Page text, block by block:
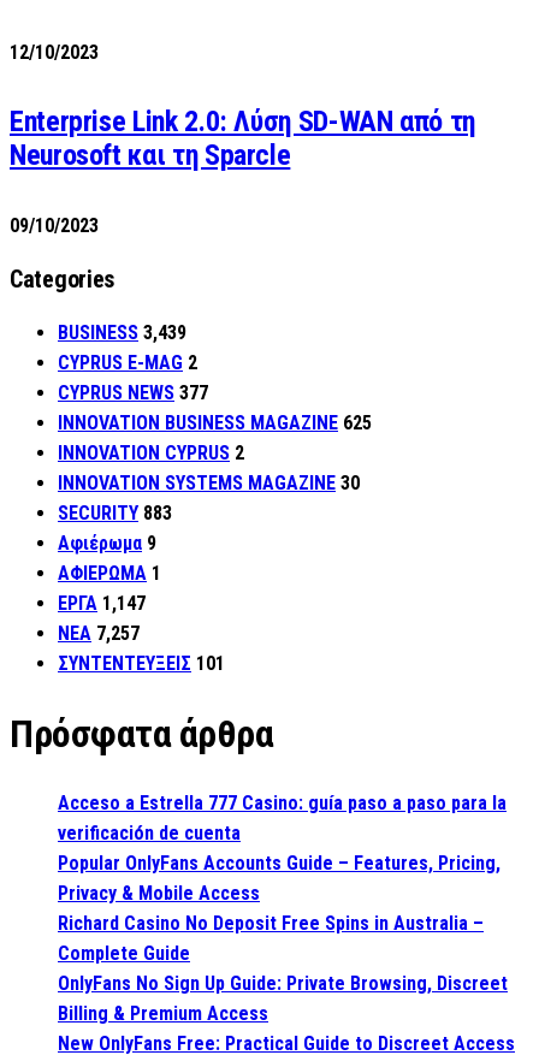
12/10/2023
Enterprise Link 2.0: Λύση SD-WAN από τη
Neurosoft και τη Sparcle
09/10/2023
Categories
BUSINESS 3,439
CYPRUS E-MAG 2
CYPRUS NEWS 377
INNOVATION BUSINESS MAGAZINE 625
INNOVATION CYPRUS 2
INNOVATION SYSTEMS MAGAZINE 30
SECURITY 883
Αφιέρωμα 9
ΑΦΙΕΡΩΜΑ 1
ΕΡΓΑ 1,147
ΝΕΑ 7,257
ΣΥΝΤΕΝΤΕΥΞΕΙΣ 101
Πρόσφατα άρθρα
Acceso a Estrella 777 Casino: guía paso a paso para la
verificación de cuenta
Popular OnlyFans Accounts Guide – Features, Pricing,
Privacy & Mobile Access
Richard Casino No Deposit Free Spins in Australia –
Complete Guide
OnlyFans No Sign Up Guide: Private Browsing, Discreet
Billing & Premium Access
New OnlyFans Free: Practical Guide to Discreet Access